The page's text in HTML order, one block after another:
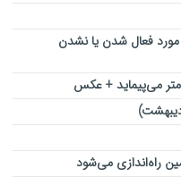
فعال شدن یا نشدن
راه‌اندازی می‌شود